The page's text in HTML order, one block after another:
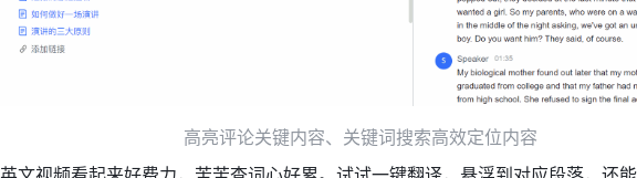
高亮评论关键内容、关键词搜索高效定位内容